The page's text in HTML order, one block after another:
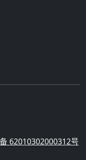
62010302000312号